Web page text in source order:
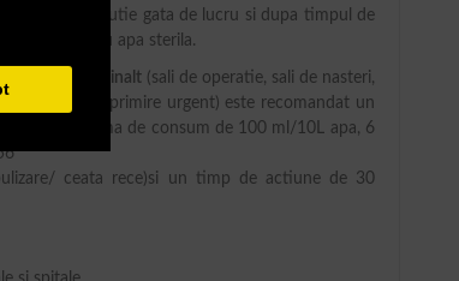
in solutie gata de lucru si dupa timpul de
se spala cu apa sterila.
dezinfectare inalt(sali de operatie, sali de nasteri,
sali de primire urgent) este recomandat un
o norma minima de consum de 100 ml/10L apa, 6
ceata rece)si un timp de actiune de 30